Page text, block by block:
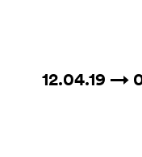
12.04.19 →